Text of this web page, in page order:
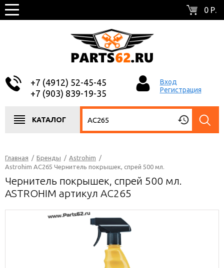
0 Р.
+7 (4912) 52-45-45
+7 (903) 839-19-35
Вход
Регистрация
КАТАЛОГ
Главная / Бренды / Astrohim /
Astrohim AC265 Чернитель покрышек, спрей 500 мл.
Чернитель покрышек, спрей 500 мл.
ASTROHIM артикул AC265